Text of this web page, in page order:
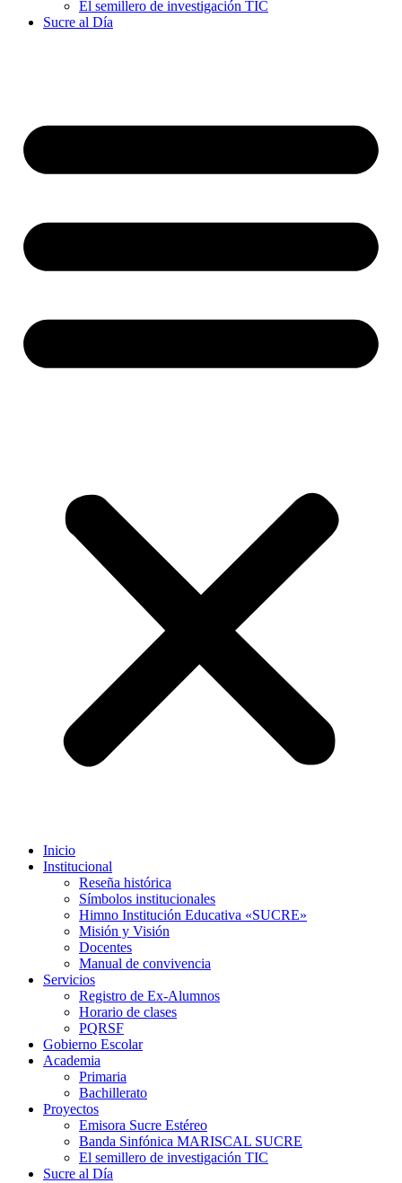
El semillero de investigación TIC
Sucre al Día
Inicio
Institucional
Reseña histórica
Símbolos institucionales
Himno Institución Educativa «SUCRE»
Misión y Visión
Docentes
Manual de convivencia
Servicios
Registro de Ex-Alumnos
Horario de clases
PQRSF
Gobierno Escolar
Academia
Primaria
Bachillerato
Proyectos
Emisora Sucre Estéreo
Banda Sinfónica MARISCAL SUCRE
El semillero de investigación TIC
Sucre al Día